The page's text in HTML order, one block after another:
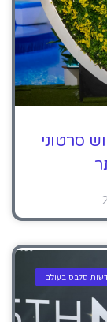
סרטוני
סלבס בעולם